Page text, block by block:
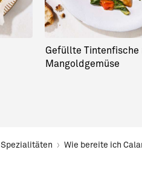
Gefüllte Tintenfische
Mangoldgemüse
Spezialitäten Wie bereite ich